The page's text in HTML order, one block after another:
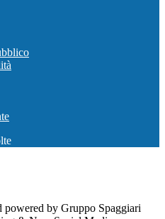
powered by Gruppo Spaggiari